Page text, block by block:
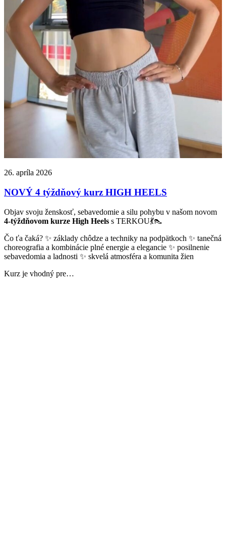
26. apríla 2026
NOVÝ 4 týždňový kurz HIGH HEELS
Objav svoju ženskosť, sebavedomie a silu pohybu v našom novom
4-týždňovom kurze High Heels s TERKOU💃👠
Čo ťa čaká? ✨ základy chôdze a techniky na podpätkoch ✨ tanečná
choreografia a kombinácie plné energie a elegancie ✨ posilnenie
sebavedomia a ladnosti ✨ skvelá atmosféra a komunita žien
Kurz je vhodný pre…